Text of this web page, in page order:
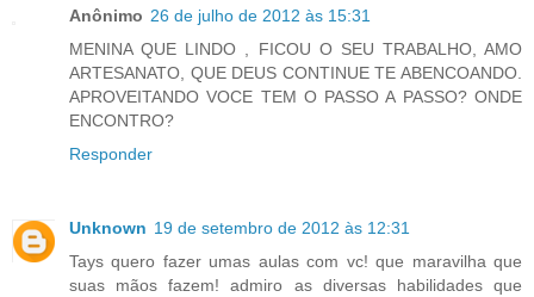
Anônimo 26 de julho de 2012 às 15:31
MENINA QUE LINDO , FICOU O SEU TRABALHO, AMO
ARTESANATO, QUE DEUS CONTINUE TE ABENCOANDO.
APROVEITANDO VOCE TEM O PASSO A PASSO? ONDE
ENCONTRO?
Responder
Unknown 19 de setembro de 2012 às 12:31
Tays quero fazer umas aulas com vc! que maravilha que
suas mãos fazem! admiro as diversas habilidades que